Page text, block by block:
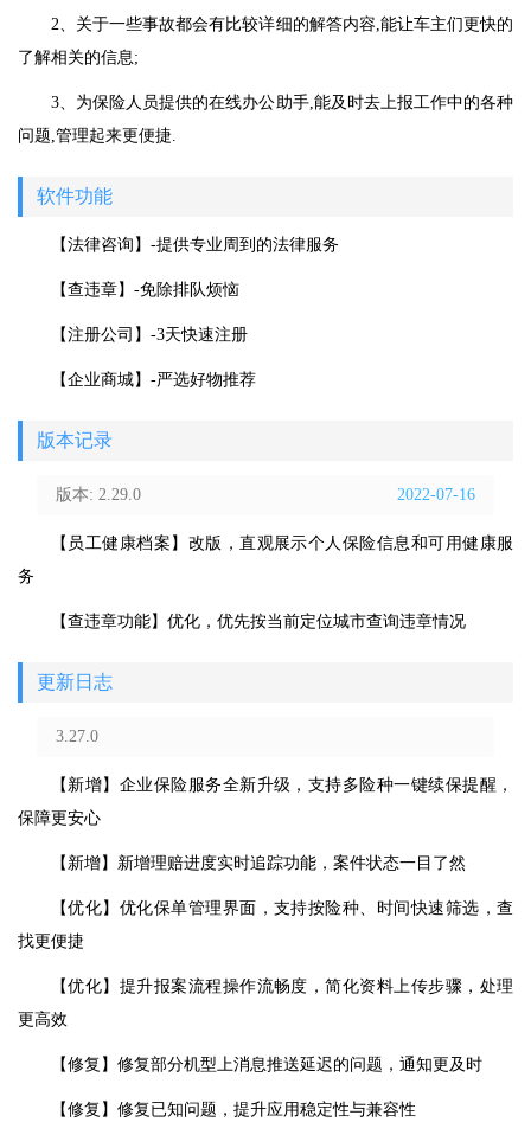
2、关于一些事故都会有比较详细的解答内容,能让车主们更快的
了解相关的信息;
3、为保险人员提供的在线办公助手,能及时去上报工作中的各种
问题,管理起来更便捷.
软件功能
【法律咨询】-提供专业周到的法律服务
【查违章】-免除排队烦恼
【注册公司】-3天快速注册
【企业商城】-严选好物推荐
版本记录
2022-07-16
版本: 2.29.0
【员工健康档案】改版，直观展示个人保险信息和可用健康服
务
【查违章功能】优化，优先按当前定位城市查询违章情况
更新日志
3.27.0
【新增】企业保险服务全新升级，支持多险种一键续保提醒，
保障更安心
【新增】新增理赔进度实时追踪功能，案件状态一目了然
【优化】优化保单管理界面，支持按险种、时间快速筛选，查
找更便捷
【优化】提升报案流程操作流畅度，简化资料上传步骤，处理
更高效
【修复】修复部分机型上消息推送延迟的问题，通知更及时
【修复】修复已知问题，提升应用稳定性与兼容性